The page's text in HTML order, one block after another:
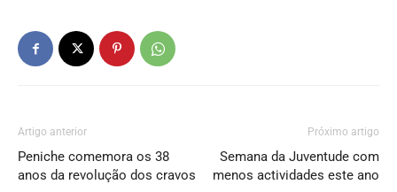
Artigo anterior
Peniche comemora os 38
anos da revolução dos cravos
Próximo artigo
Semana da Juventude com
menos actividades este ano